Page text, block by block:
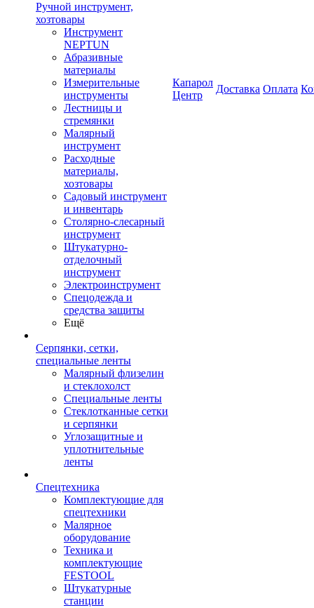
Ручной инструмент,
хозтовары
Инструмент
NEPTUN
Абразивные
материалы
Измерительные
инструменты
Лестницы и
стремянки
Малярный
инструмент
Расходные
материалы,
хозтовары
Садовый инструмент
и инвентарь
Столярно-слесарный
инструмент
Штукатурно-
отделочный
инструмент
Электроинструмент
Спецодежда и
средства защиты
Ещё
Серпянки, сетки,
специальные ленты
Малярный флизелин
и стеклохолст
Специальные ленты
Стеклотканные сетки
и серпянки
Углозащитные и
уплотнительные
ленты
Спецтехника
Комплектующие для
спецтехники
Малярное
оборудование
Техника и
комплектующие
FESTOOL
Штукатурные
станции
Капарол
Центр
Доставка Оплата